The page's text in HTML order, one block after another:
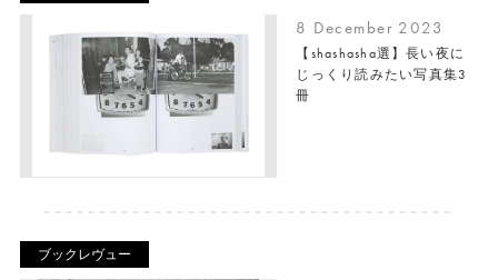
8 December 2023
【shashasha選】長い夜に
じっくり読みたい写真集3
冊
ブックレヴュー